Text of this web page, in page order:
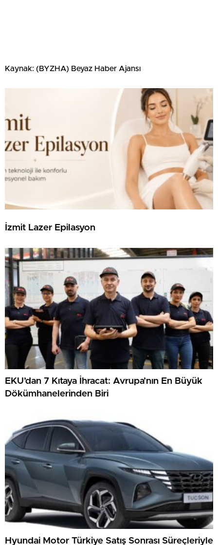
Kaynak: (BYZHA) Beyaz Haber Ajansı
İzmit Lazer Epilasyon
EKU’dan 7 Kıtaya İhracat: Avrupa’nın En Büyük
Dökümhanelerinden Biri
Hyundai Motor Türkiye Satış Sonrası Süreçleriyle